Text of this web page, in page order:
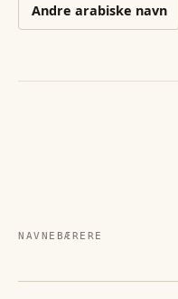
Andre arabiske navn
NAVNEBÆRERE